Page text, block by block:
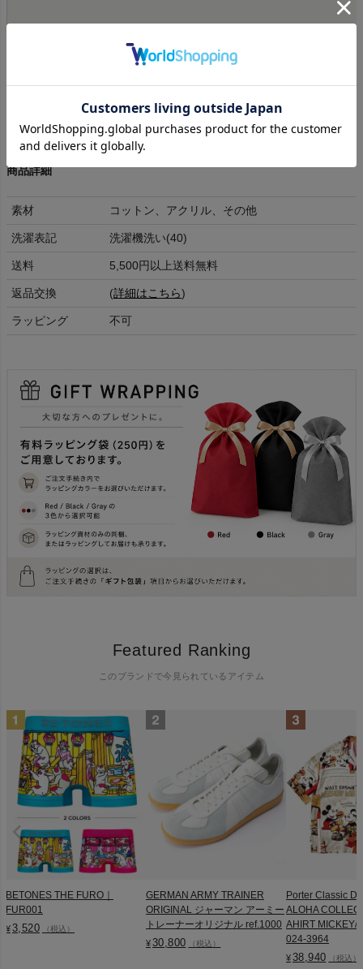
商品詳細
素材 コットン、アクリル、その他
洗濯表記 洗濯機洗い(40)
送料 5,500円以上送料無料
返品交換 (詳細はこちら)
ラッピング 不可
Featured Ranking
このブランドで今見られているアイテム
BETONES THE FURO｜
FUR001
¥ 3,520 （税込）
GERMAN ARMY TRAINER
ORIGINAL ジャーマン アーミー
トレーナーオリジナル ref.1000
¥ 30,800 （税込）
Porter Classic
ALOHA
AHIRT MICKEY/
024-3964
¥ 38,940 （税込）